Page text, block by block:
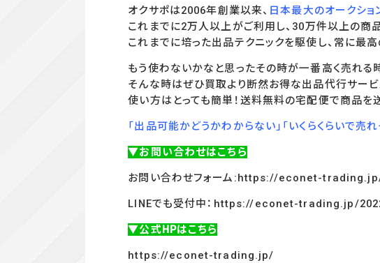
オクサポは2006年創業以来、 日本最大のオークショ
これまでに2万人以上がご利用し、30万件以上の商
これまでに培った出品テクニックを駆使し、常に最
もう使わないかなと思ったその時が一番高く売れる時
そんな時はぜひ買取より断然お得な出品代行サービ
使い方はとっても簡単！送料無料の宅配便で商品を
「出品可能かどうかわからない」「いくらくらいで売
▼お問い合わせはこちら
お問い合わせフォーム:https://econet-
LINEでも受付中： https://econet-trading.jp/
▼公式HPはこちら
https://econet-trading.jp/